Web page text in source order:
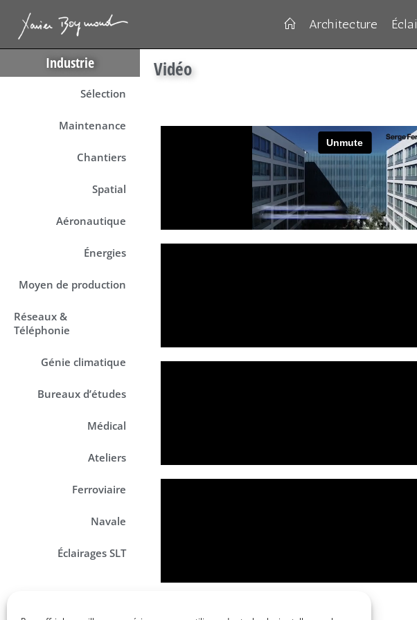
Architecture
Industrie
Sélection
Maintenance
Chantiers
Spatial
Aéronautique
Énergies
Moyen de production
Réseaux &
Téléphonie
Génie climatique
Bureaux d’études
Médical
Ateliers
Ferroviaire
Navale
Éclairages SLT
Références Clients
Vidéo